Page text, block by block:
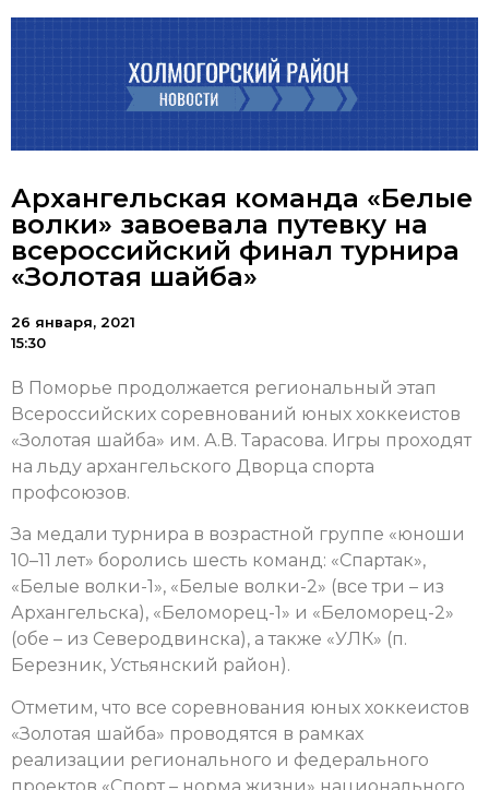
Архангельская команда «Белые
волки» завоевала путевку на
всероссийский финал турнира
«Золотая шайба»
26 января, 2021
15:30
В Поморье продолжается региональный этап
Всероссийских соревнований юных хоккеистов
«Золотая шайба» им. А.В. Тарасова. Игры проходят
на льду архангельского Дворца спорта
профсоюзов.
За медали турнира в возрастной группе «юноши
10–11 лет» боролись шесть команд: «Спартак»,
«Белые волки-1», «Белые волки-2» (все три – из
Архангельска), «Беломорец-1» и «Беломорец-2»
(обе – из Северодвинска), а также «УЛК» (п.
Березник, Устьянский район).
Отметим, что все соревнования юных хоккеистов
«Золотая шайба» проводятся в рамках
реализации регионального и федерального